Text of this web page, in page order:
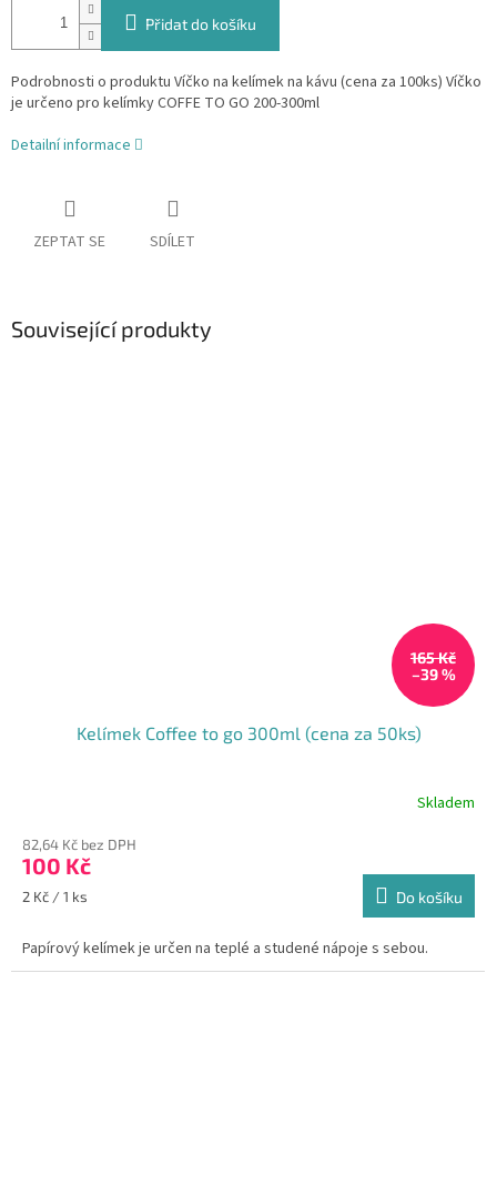
Přidat do košíku
Podrobnosti o produktu Víčko na kelímek na kávu (cena za 100ks) Víčko
je určeno pro kelímky COFFE TO GO 200-300ml
Detailní informace
ZEPTAT SE SDÍLET
Související produkty
165 Kč
–39 %
Kelímek Coffee to go 300ml (cena za 50ks)
produktu
je
5,0
hvězdiček.
Skladem
82,64 Kč bez DPH
100 Kč
Měrná
2 Kč / 1 ks Do košíku
Papírový kelímek je určen na teplé a studené nápoje s sebou.